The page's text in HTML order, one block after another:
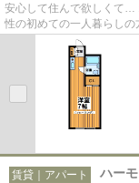
安心して住んで欲しくて…
性の初めての一人暮らしの
お荷物の心配はいりません
賃貸｜アパート ハー